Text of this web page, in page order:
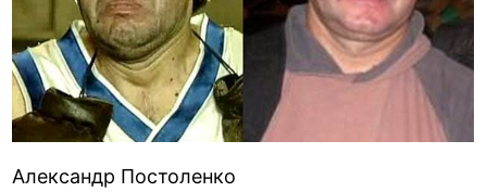
Александр Постоленко